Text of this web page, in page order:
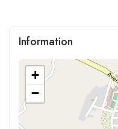
Information
+
−